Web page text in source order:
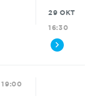
29 OKT
16:30
19:00